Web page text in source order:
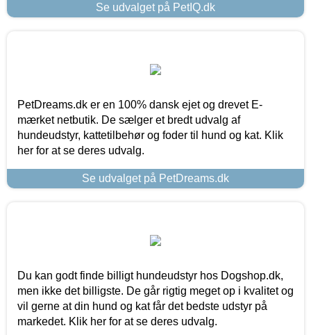
Se udvalget på PetIQ.dk
PetDreams.dk er en 100% dansk ejet og drevet E-
mærket netbutik. De sælger et bredt udvalg af
hundeudstyr, kattetilbehør og foder til hund og kat. Klik
her for at se deres udvalg.
Se udvalget på PetDreams.dk
Du kan godt finde billigt hundeudstyr hos Dogshop.dk,
men ikke det billigste. De går rigtig meget op i kvalitet og
vil gerne at din hund og kat får det bedste udstyr på
markedet. Klik her for at se deres udvalg.